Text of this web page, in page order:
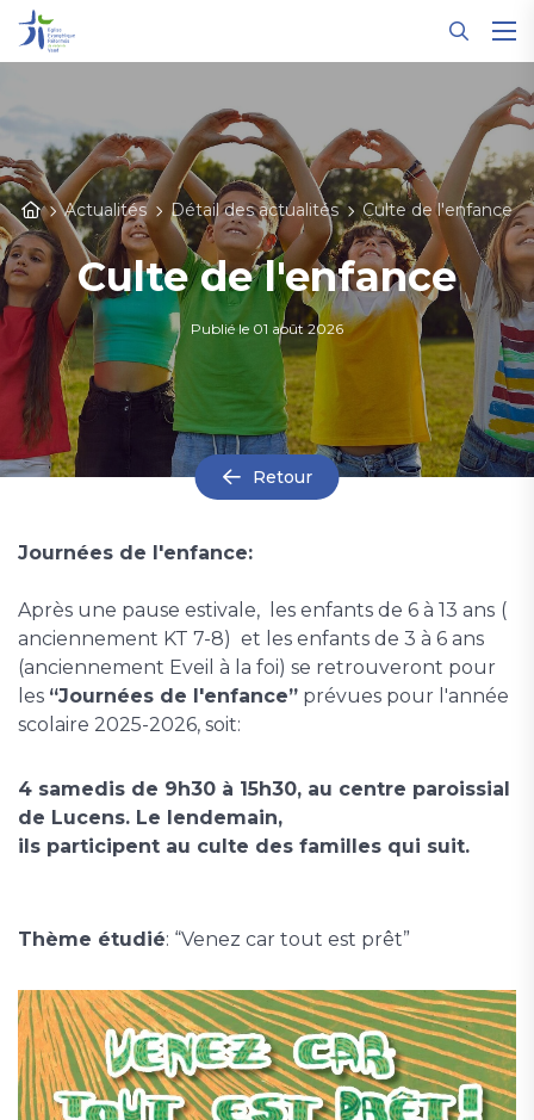
Actualités Détail des actualités Culte de l'enfance
Culte de l'enfance
Publié le 01 août 2026
Retour
Journées de l'enfance:
Après une pause estivale, les enfants de 6 à 13 ans (
anciennement KT 7-8) et les enfants de 3 à 6 ans
(anciennement Eveil à la foi) se retrouveront pour
les “Journées de l'enfance” prévues pour l'année
scolaire 2025-2026, soit:
4 samedis de 9h30 à 15h30, au centre paroissial
de Lucens. Le lendemain,
ils participent au culte des familles qui suit.
Thème étudié: “Venez car tout est prêt”
Panneau de gestion des cookies